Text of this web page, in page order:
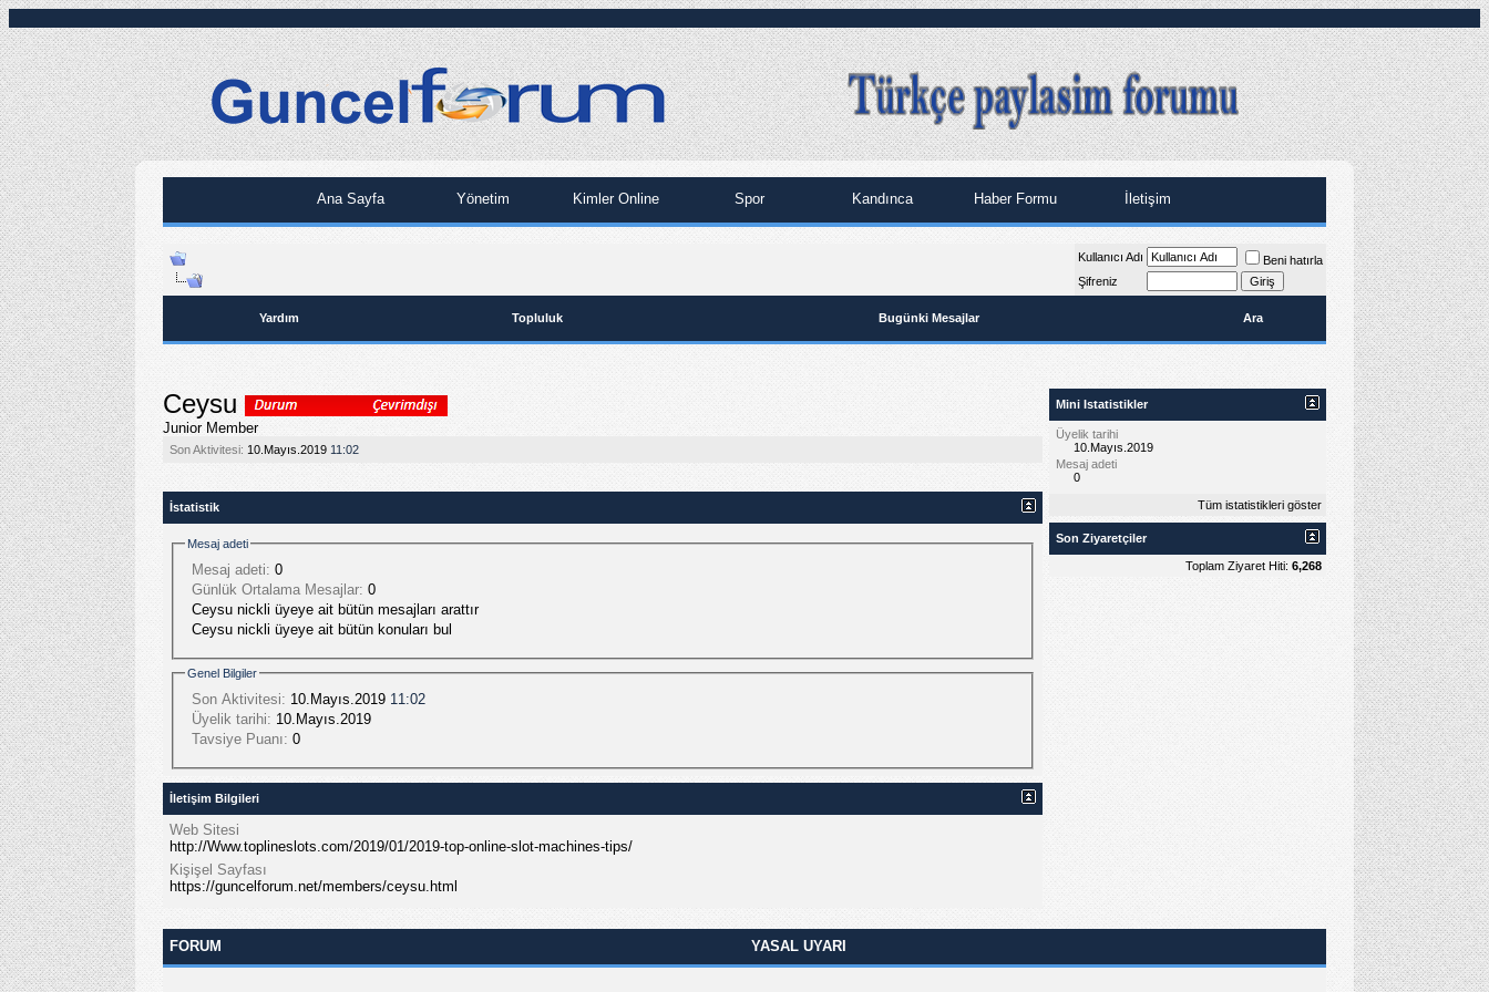
Ana Sayfa Yönetim Kimler Online Spor Kandınca Haber Formu İletişim
Kullanıcı Adı
Beni hatırla
Şifreniz
Yardım Topluluk Bugünki Mesajlar Ara
Ceysu
Junior Member
Son Aktivitesi: 10.Mayıs.2019 11:02
İstatistik
Mesaj adeti
Mesaj adeti: 0
Günlük Ortalama Mesajlar: 0
Ceysu nickli üyeye ait bütün mesajları arattır
Ceysu nickli üyeye ait bütün konuları bul
Genel Bilgiler
Son Aktivitesi: 10.Mayıs.2019 11:02
Üyelik tarihi: 10.Mayıs.2019
Tavsiye Puanı: 0
İletişim Bilgileri
Web Sitesi
http://Www.toplineslots.com/2019/01/2019-top-online-slot-machines-tips/
Kişişel Sayfası
https://guncelforum.net/members/ceysu.html
Mini Istatistikler
Üyelik tarihi
10.Mayıs.2019
Mesaj adeti
0
Tüm istatistikleri göster
Son Ziyaretçiler
Toplam Ziyaret Hiti: 6,268
FORUM YASAL UYARI